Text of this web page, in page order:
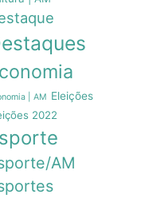
| AM Eleições
2022
AM